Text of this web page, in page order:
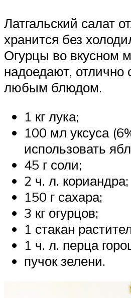
Латгальский салат
хранится без
Огурцы во вкусном
надоедают, отлично
любым блюдом.
1 кг лука;
100 мл уксуса
использовать
45 г соли;
2 ч. л. кориандра;
150 г сахара;
3 кг огурцов;
1 стакан
1 ч. л. перца
пучок зелени.